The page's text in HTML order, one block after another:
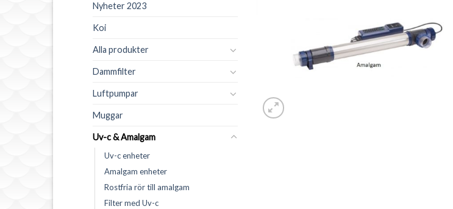
Nyheter 2023
Koi
Alla produkter
Dammfilter
Luftpumpar
Muggar
Uv-c & Amalgam
Uv-c enheter
Amalgam enheter
Rostfria rör till amalgam
Filter med Uv-c